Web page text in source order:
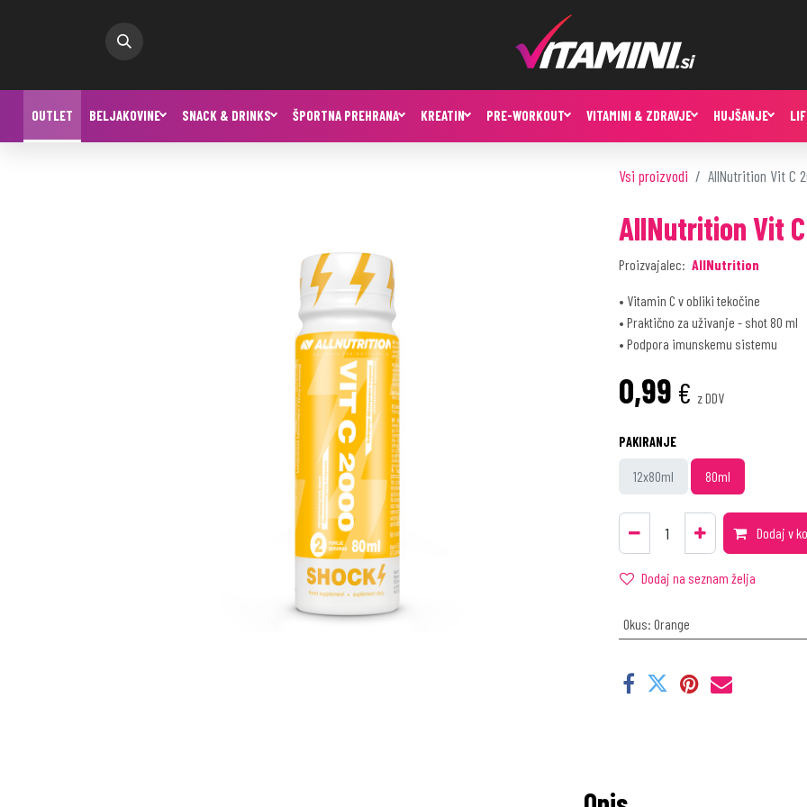
OUTLET BELJAKOVINE SNACK & DRINKS ŠPORTNA PREHRANA KREATIN PRE-WORKOUT VITAMINI & ZDRAVJE HUJŠANJE
Vsi proizvodi AllNutrition Vit C
AllNutrition Vit
Proizvajalec: AllNutrition
• Vitamin C v obliki tekočine
• Praktično za uživanje - shot 80 ml
• Podpora imunskemu sistemu
0,99 € z DDV
PAKIRANJE
12x80ml 80ml
Dodaj v
Dodaj na seznam želja
Okus: Orange